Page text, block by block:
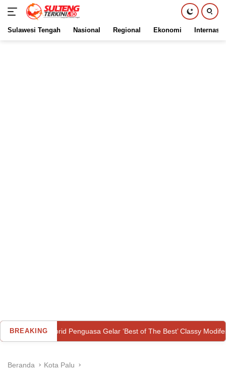
Sulawesi Tengah Nasional Regional Ekonomi
BREAKINGGelar ‘Best of The Best’ Classy Modifest
Beranda Kota Palu